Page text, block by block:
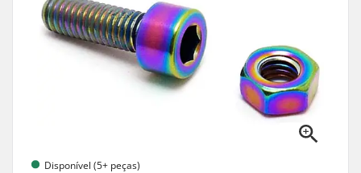
Disponível (5+ peças)